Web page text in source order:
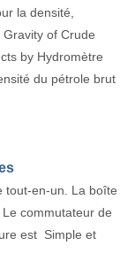
la densité,
of Crude
by Hydromètre
du pétrole brut
tout-en-un. La boîte
commutateur de
est Simple et